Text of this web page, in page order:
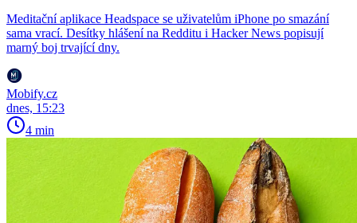
Meditační aplikace Headspace se uživatelům iPhone po smazání
sama vrací. Desítky hlášení na Redditu i Hacker News popisují
marný boj trvající dny.
Mobify.cz
dnes, 15:23
4 min